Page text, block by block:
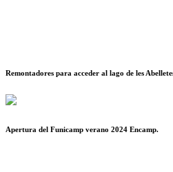
Remontadores para acceder al lago de les
Apertura del Funicamp verano 2024 Encamp.